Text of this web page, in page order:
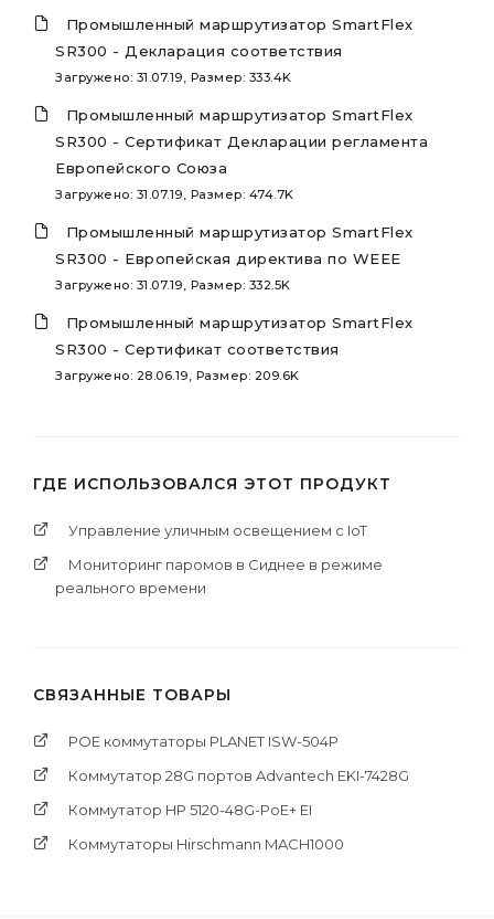
Промышленный маршрутизатор SmartFlex
SR300 - Декларация соответствия
Загружено: 31.07.19, Размер: 333.4K
Промышленный маршрутизатор SmartFlex
SR300 - Сертификат Декларации регламента
Европейского Союза
Загружено: 31.07.19, Размер: 474.7K
Промышленный маршрутизатор SmartFlex
SR300 - Европейская директива по WEEE
Загружено: 31.07.19, Размер: 332.5K
Промышленный маршрутизатор SmartFlex
SR300 - Сертификат соответствия
Загружено: 28.06.19, Размер: 209.6K
ГДЕ ИСПОЛЬЗОВАЛСЯ ЭТОТ ПРОДУКТ
Управление уличным освещением с IoT
Мониторинг паромов в Сиднее в режиме
реального времени
СВЯЗАННЫЕ ТОВАРЫ
POE коммутаторы PLANET ISW-504P
Коммутатор 28G портов Advantech EKI-7428G
Коммутатор HP 5120-48G-PoE+ EI
Коммутаторы Hirschmann MACH1000